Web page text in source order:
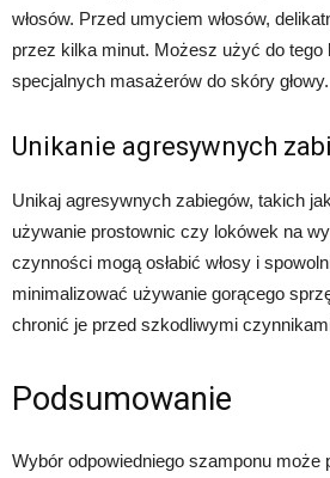
włosów. Przed umyciem włosów,
przez kilka minut. Możesz użyć do tego
specjalnych masażerów do skóry głowy.
Unikanie agresywnych
Unikaj agresywnych zabiegów, takich
używanie prostownic czy lokówek na
czynności mogą osłabić włosy i
minimalizować używanie gorącego
chronić je przed szkodliwymi
Podsumowanie
Wybór odpowiedniego szamponu